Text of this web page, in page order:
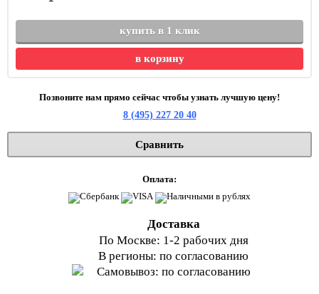
купить в 1 клик
в корзину
Позвоните нам прямо сейчас чтобы узнать лучшую цену!
8 (495) 227 20 40
Сравнить
Оплата:
Доставка
По Москве: 1-2 рабочих дня
В регионы: по согласованию
Самовывоз: по согласованию